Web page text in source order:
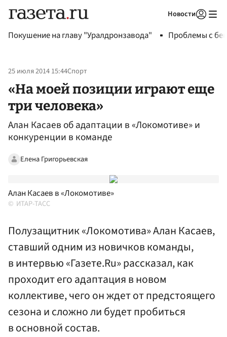
Новости
Покушение на главу "Уралдронзавода" Проблемы с
25 июля 2014 15:44Спорт
«На моей позиции играют еще
три человека»
Алан Касаев об адаптации в «Локомотиве» и
конкуренции в команде
Елена Григорьевская
Алан Касаев в «Локомотиве»
ИТАР-ТАСС
Полузащитник «Локомотива» Алан Касаев,
ставший одним из новичков команды,
в интервью «Газете.Ru» рассказал, как
проходит его адаптация в новом
коллективе, чего он ждет от предстоящего
сезона и сложно ли будет пробиться
в основной состав.